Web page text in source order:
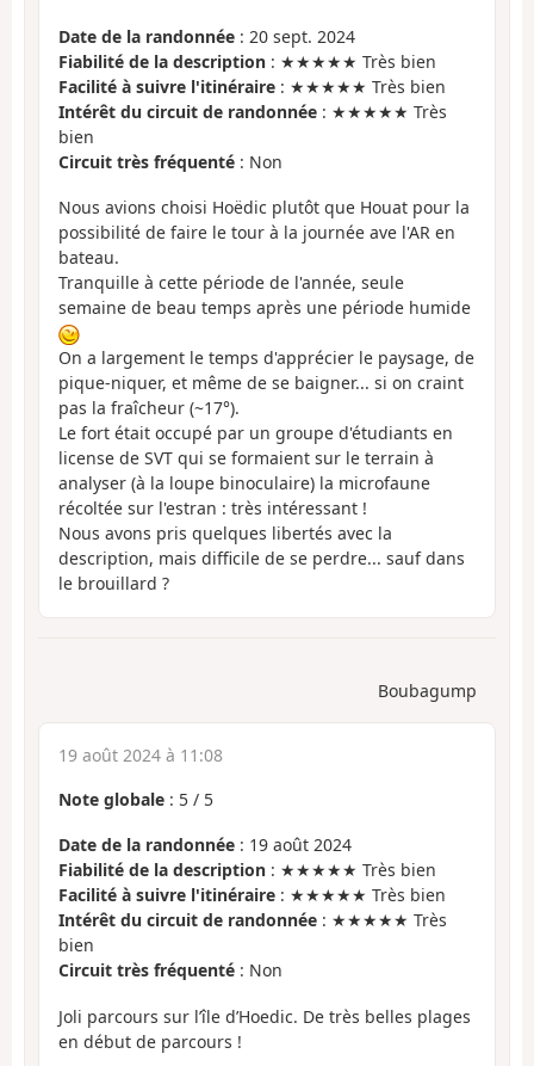
Date de la randonnée : 20 sept. 2024
Fiabilité de la description : ★★★★★ Très bien
Facilité à suivre l'itinéraire : ★★★★★ Très bien
Intérêt du circuit de randonnée : ★★★★★ Très
bien
Circuit très fréquenté : Non
Nous avions choisi Hoëdic plutôt que Houat pour la
possibilité de faire le tour à la journée ave l'AR en
bateau.
Tranquille à cette période de l'année, seule
semaine de beau temps après une période humide
On a largement le temps d'apprécier le paysage, de
pique-niquer, et même de se baigner... si on craint
pas la fraîcheur (~17°).
Le fort était occupé par un groupe d'étudiants en
license de SVT qui se formaient sur le terrain à
analyser (à la loupe binoculaire) la microfaune
récoltée sur l'estran : très intéressant !
Nous avons pris quelques libertés avec la
description, mais difficile de se perdre... sauf dans
le brouillard ?
Boubagump
19 août 2024 à 11:08
Note globale : 5 / 5
Date de la randonnée : 19 août 2024
Fiabilité de la description : ★★★★★ Très bien
Facilité à suivre l'itinéraire : ★★★★★ Très bien
Intérêt du circuit de randonnée : ★★★★★ Très
bien
Circuit très fréquenté : Non
Joli parcours sur l’île d’Hoedic. De très belles plages
en début de parcours !